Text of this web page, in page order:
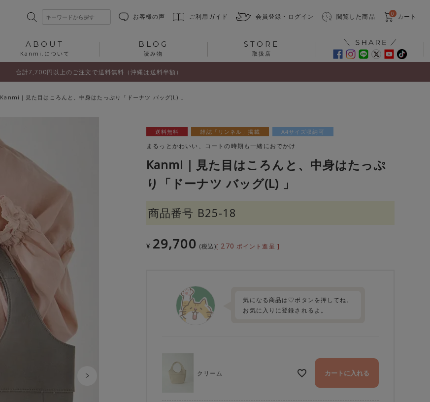
お客様の声 ご利用ガイド 会員登録・ログイン 閲覧した商品 0 カート
ABOUT
Kanmi.について
BLOG
読み物
STORE
取扱店
合計7,700円以上のご注文で送料無料（沖縄は送料半額）
Kanmi｜見た目はころんと、中身はたっぷり「ドーナツ バッグ(L) 」
送料無料 雑誌「リンネル」掲載 A4サイズ収納可
まるっとかわいい、コートの時期も一緒におでかけ
Kanmi｜見た目はころんと、中身はたっぷ
り「ドーナツ バッグ(L) 」
商品番号 B25-18
¥ 29,700 税込 [ 270 ポイント進呈 ]
気になる商品は♡ボタンを押してね。
お気に入りに登録されるよ。
クリーム カートに入れる